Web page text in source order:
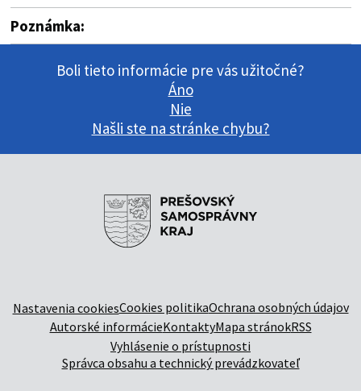
Poznámka:
Boli tieto informácie pre vás užitočné?
Áno
Nie
Našli ste na stránke chybu?
Nastavenia cookiesCookies politikaOchrana osobných údajov
Autorské informácieKontaktyMapa stránokRSS
Vyhlásenie o prístupnosti
Správca obsahu a technický prevádzkovateľ